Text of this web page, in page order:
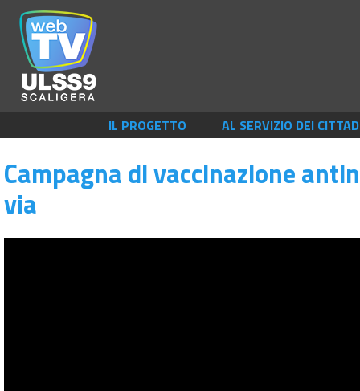
IL PROGETTO AL SERVIZIO DEI
Campagna di vaccinazione
via